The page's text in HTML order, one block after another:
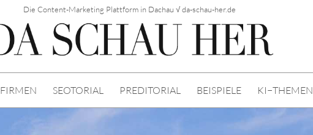
Die Content-Marketing Plattform in Dachau √ da-schau-her.de
FIRMEN SEOTORIAL PREDITORIAL BEISPIELE KI−THEMEN